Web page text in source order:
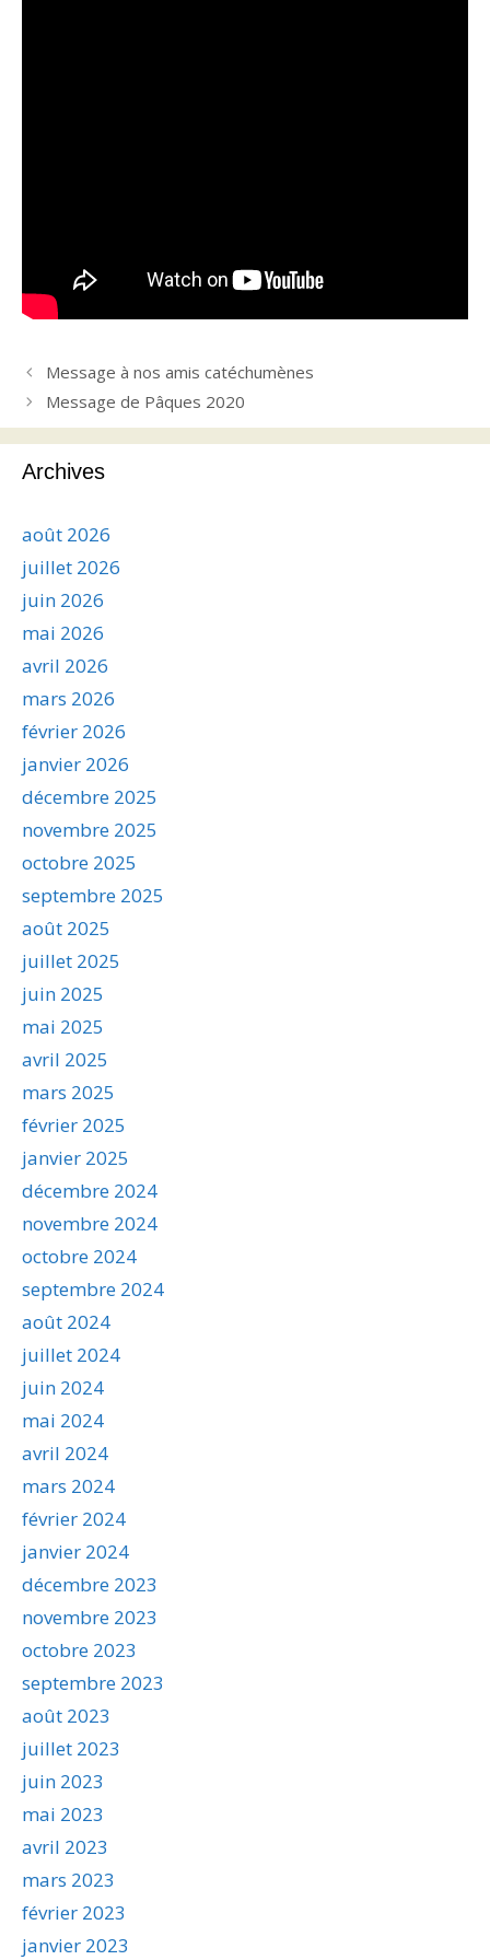
Message à nos amis catéchumènes
Message de Pâques 2020
Archives
août 2026
juillet 2026
juin 2026
mai 2026
avril 2026
mars 2026
février 2026
janvier 2026
décembre 2025
novembre 2025
octobre 2025
septembre 2025
août 2025
juillet 2025
juin 2025
mai 2025
avril 2025
mars 2025
février 2025
janvier 2025
décembre 2024
novembre 2024
octobre 2024
septembre 2024
août 2024
juillet 2024
juin 2024
mai 2024
avril 2024
mars 2024
février 2024
janvier 2024
décembre 2023
novembre 2023
octobre 2023
septembre 2023
août 2023
juillet 2023
juin 2023
mai 2023
avril 2023
mars 2023
février 2023
janvier 2023